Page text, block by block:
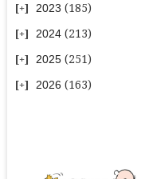
2023 (185)
2024 (213)
2025 (251)
2026 (163)